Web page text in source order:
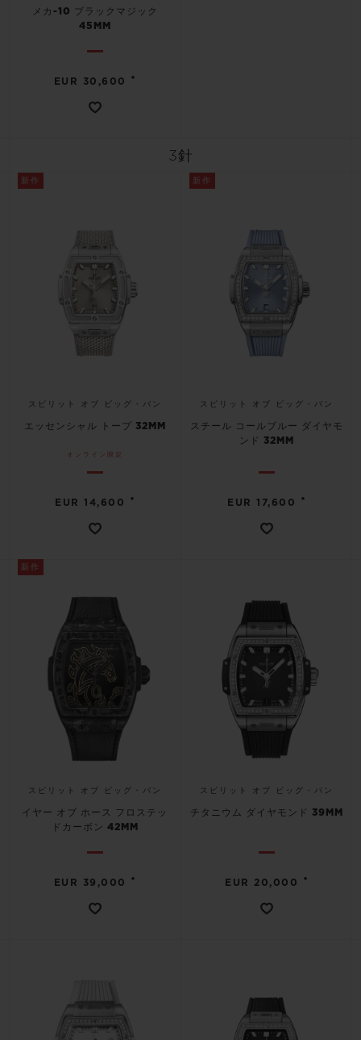
メカ-10 ブラックマジック
45MM
EUR 30,600 •
3針
新作
スピリット オブ ビッグ・バン
エッセンシャル トープ 32MM
オンライン限定
EUR 14,600 •
新作
スピリット オブ ビッグ・バン
スチール コールブルー ダイヤモ
ンド 32MM
EUR 17,600 •
新作
スピリット オブ ビッグ・バン
イヤー オブ ホース フロステッ
ドカーボン 42MM
EUR 39,000 •
スピリット オブ ビッグ・バン
チタニウム ダイヤモンド 39MM
EUR 20,000 •